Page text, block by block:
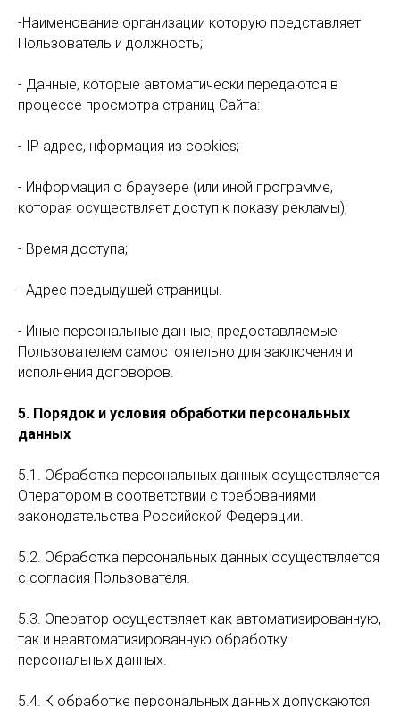
-Наименование организации которую представляет
Пользователь и должность;
- Данные, которые автоматически передаются в
процессе просмотра страниц Сайта:
- IP адрес, нформация из cookies;
- Информация о браузере (или иной программе,
которая осуществляет доступ к показу рекламы);
- Время доступа;
- Адрес предыдущей страницы.
- Иные персональные данные, предоставляемые
Пользователем самостоятельно для заключения и
исполнения договоров.
5. Порядок и условия обработки персональных
данных
5.1. Обработка персональных данных осуществляется
Оператором в соответствии с требованиями
законодательства Российской Федерации.
5.2. Обработка персональных данных осуществляется
с согласия Пользователя.
5.3. Оператор осуществляет как автоматизированную,
так и неавтоматизированную обработку
персональных данных.
5.4. К обработке персональных данных допускаются